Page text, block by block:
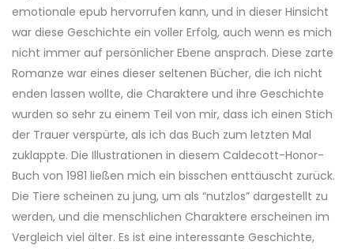
emotionale epub hervorrufen kann, und in dieser Hinsicht
war diese Geschichte ein voller Erfolg, auch wenn es mich
nicht immer auf persönlicher Ebene ansprach. Diese zarte
Romanze war eines dieser seltenen Bücher, die ich nicht
enden lassen wollte, die Charaktere und ihre Geschichte
wurden so sehr zu einem Teil von mir, dass ich einen Stich
der Trauer verspürte, als ich das Buch zum letzten Mal
zuklappte. Die Illustrationen in diesem Caldecott-Honor-
Buch von 1981 ließen mich ein bisschen enttäuscht zurück.
Die Tiere scheinen zu jung, um als “nutzlos” dargestellt zu
werden, und die menschlichen Charaktere erscheinen im
Vergleich viel älter. Es ist eine interessante Geschichte,